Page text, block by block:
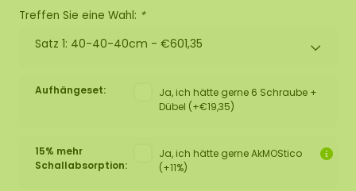
Treffen Sie eine Wahl: *
Satz 1: 40-40-40cm - €601,35
Aufhängeset:
Ja, ich hätte gerne 6 Schraube +
Dübel (+€19,35)
15% mehr
Schallabsorption:
Ja, ich hätte gerne AkMOStico
(+11%)